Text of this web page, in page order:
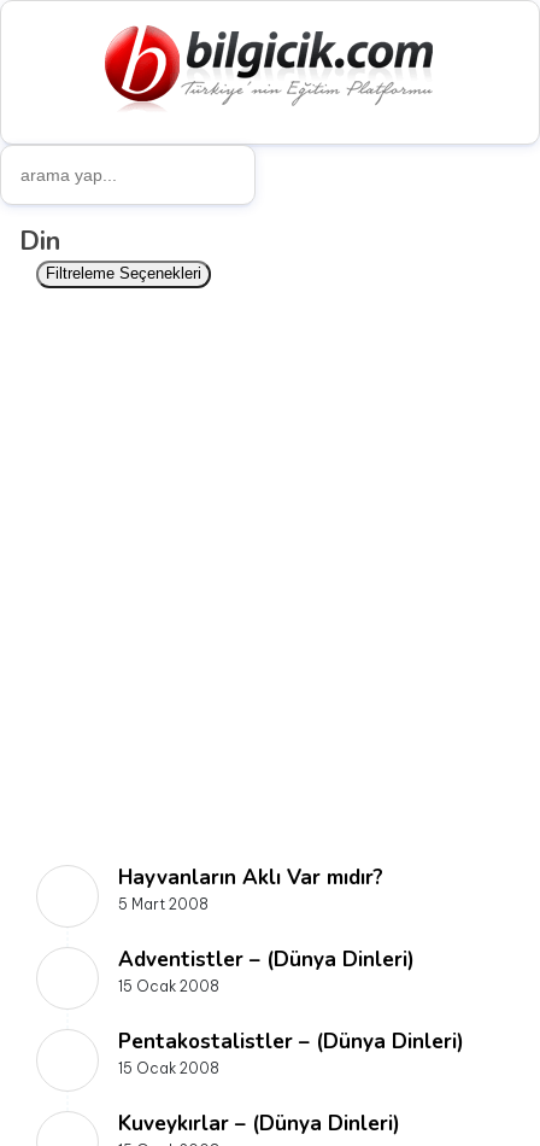
Din
Filtreleme Seçenekleri
Hayvanların Aklı Var mıdır?
5 Mart 2008
Adventistler – (Dünya Dinleri)
15 Ocak 2008
Pentakostalistler – (Dünya Dinleri)
15 Ocak 2008
Kuveykırlar – (Dünya Dinleri)